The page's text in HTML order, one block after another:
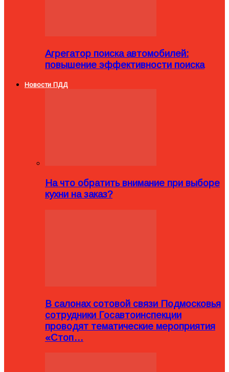
Агрегатор поиска автомобилей:
повышение эффективности поиска
Новости ПДД
На что обратить внимание при выборе
кухни на заказ?
В салонах сотовой связи Подмосковья
сотрудники Госавтоинспекции
проводят тематические мероприятия
«Стоп…